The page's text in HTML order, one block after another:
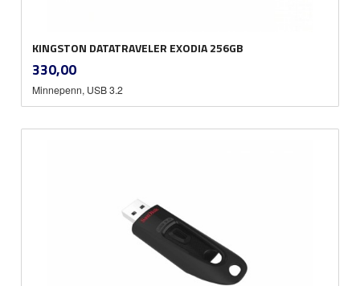
KINGSTON DATATRAVELER EXODIA 256GB
Pris
330,00mva.
Minnepenn, USB 3.2